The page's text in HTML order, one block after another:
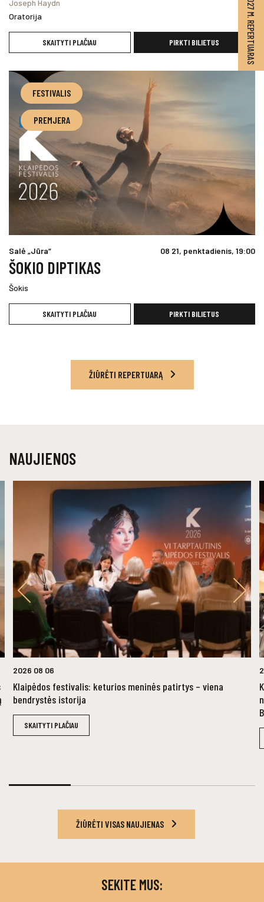
Joseph Haydn
Oratorija
SKAITYTI PLAČIAU PIRKTI BILIETUS
FESTIVALIS
PREMJERA
Salė „Jūra“ 08 21, penktadienis, 19:00
ŠOKIO DIPTIKAS
Šokis
SKAITYTI PLAČIAU PIRKTI BILIETUS
ŽIŪRĖTI REPERTUARĄ
NAUJIENOS
2026 08 06
Klaipėdos festivalis: keturios meninės patirtys – viena
bendrystės istorija
SKAITYTI PLAČIAU
ŽIŪRĖTI VISAS NAUJIENAS
2026–2027 M. REPERTUARAS
SEKITE MUS: